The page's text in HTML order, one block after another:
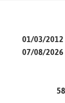
01/03/2012
07/08/2026